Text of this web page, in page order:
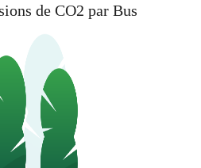
de CO2 par Bus